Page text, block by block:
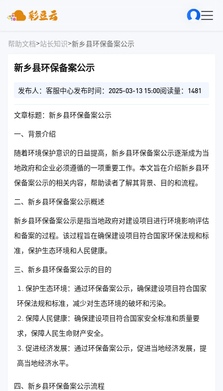
帮助文档>站长知识>新乡县环保备案公示
新乡县环保备案公示
发布人：客服中心发布时间：2025-03-13 15:00阅读量：1481
文章标题：新乡县环保备案公示
一、背景介绍
随着环境保护意识的日益提高，新乡县环保备案公示逐渐成为当
地政府和企业必须遵循的一项重要工作。本文旨在介绍新乡县环
保备案公示的相关内容，帮助读者了解其背景、目的和流程。
二、新乡县环保备案公示概述
新乡县环保备案公示是指当地政府对建设项目进行环境影响评估
和备案的过程。该过程旨在确保建设项目符合国家环保法规和标
准，保护生态环境和人民健康。
三、新乡县环保备案公示的目的
保护生态环境：通过环保备案公示，确保建设项目符合国家
环保法规和标准，减少对生态环境的破坏和污染。
保障人民健康：确保建设项目符合国家安全标准和质量要
求，保障人民生命财产安全。
促进经济发展：通过环保备案公示，促进当地经济发展，提
高当地经济水平。
四、新乡县环保备案公示流程